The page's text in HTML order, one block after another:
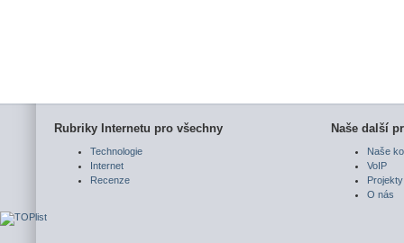
Rubriky Internetu pro všechny
Technologie
Internet
Recenze
Naše další
Naše
VoIP
Projekty
O nás